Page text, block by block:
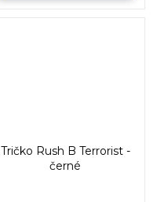
Tričko Rush B Terrorist -
černé